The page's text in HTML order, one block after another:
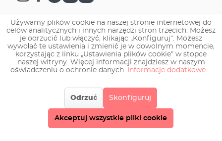
Copyright © 2026 EHEIM GmbH & Co. KG.
Używamy plików cookie na naszej stronie internetowej do
celów analitycznych i innych narzędzi stron trzecich. Możesz
je odrzucić lub włączyć, klikając „Konfiguruj”. Możesz
wywołać te ustawienia i zmienić je w dowolnym momencie,
korzystając z linku „Ustawienia plików cookie” w stopce
naszej witryny. Więcej informacji znajdziesz w naszym
oświadczeniu o ochronie danych.
Informacje dodatkowe ...
Odrzuć Skonfiguruj
Akceptuj wszystkie pliki cookie